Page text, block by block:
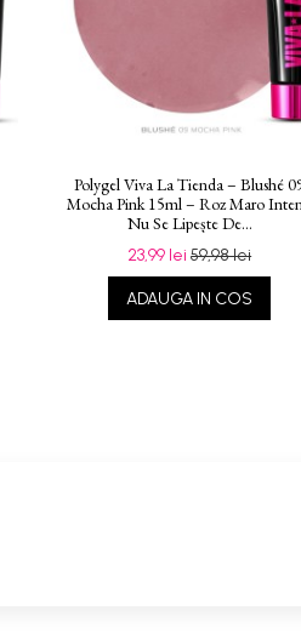
Polygel Viva La Tienda – Blushé
Mocha Pink 15ml – Roz Maro
Nu Se Lipește De...
23,99 lei59,98 lei
ADAUGA IN COS